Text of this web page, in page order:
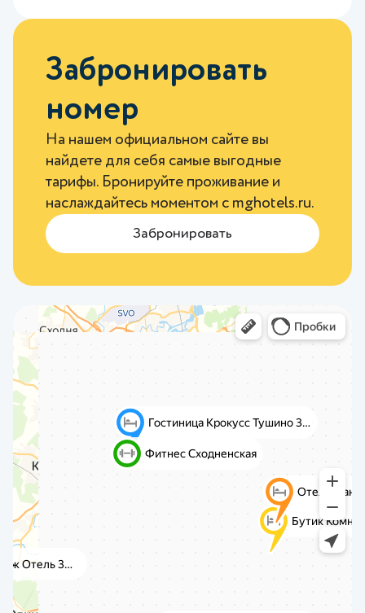
Забронировать
номер
На нашем официальном сайте вы
найдете для себя самые выгодные
тарифы. Бронируйте проживание и
наслаждайтесь моментом с mghotels.ru.
Забронировать